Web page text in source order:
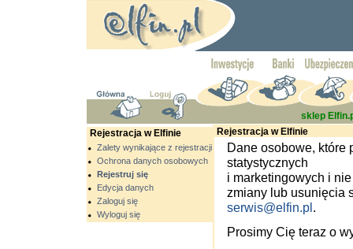
sklep
Rejestracja w Elfinie
Zalety wynikające z rejestracji
Ochrona danych osobowych
Rejestruj się
Edycja danych
Zaloguj się
Wyloguj się
Rejestracja w Elfinie
Dane osobowe, które
statystycznych
i marketingowych i
zmiany lub usunięcia
serwis@elfin.pl.
Prosimy Cię teraz o